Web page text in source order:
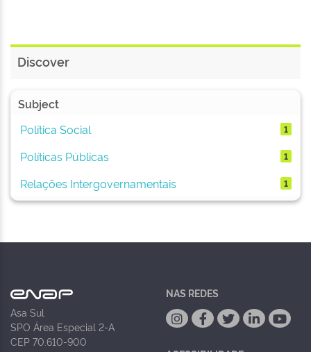
Discover
Subject
Política Social
1
Políticas Públicas 1
Relações Intergovernamentais 1
Asa Sul
SPO Área Especial 2-A
CEP 70.610-900
NAS REDES